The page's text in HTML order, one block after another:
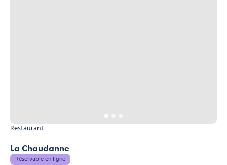
La Chaudanne
Restaurant
Réservable en ligne